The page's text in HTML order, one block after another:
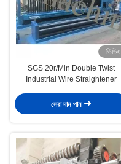
ভিডিও
SGS 20r/Min Double Twist
Industrial Wire Straightener
সেরা দাম পান